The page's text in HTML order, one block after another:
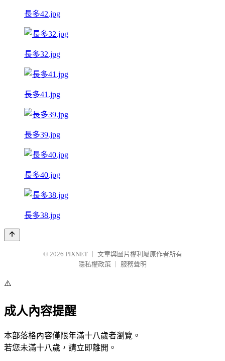
長多42.jpg
長多32.jpg
長多41.jpg
長多39.jpg
長多40.jpg
長多38.jpg
© 2026 PIXNET
文章與圖片權利屬原作者所有
隱私權政策
服務聲明
⚠️
成人內容提醒
本部落格內容僅限年滿十八歲者瀏覽。
若您未滿十八歲，請立即離開。